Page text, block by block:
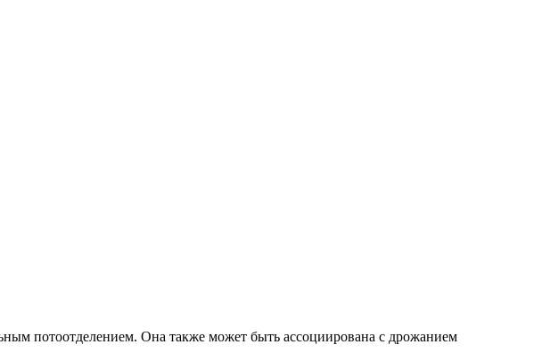
потоотделением. Она также может быть ассоциирована с дрожанием